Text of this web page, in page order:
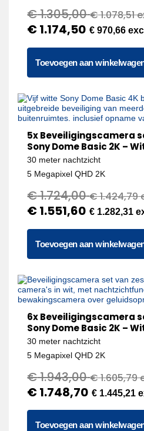
€1.305,00 €1.078,51
€1.174,50 € 970,66
Toevoegen aan
5x Beveiligingscamera
Sony Dome Basic 2K –
30 meter nachtzicht
5 Megapixel QHD 2K
€1.724,00 €1.424,79
€1.551,60 € 1.282,31
Toevoegen aan
6x Beveiligingscamera
Sony Dome Basic 2K –
30 meter nachtzicht
5 Megapixel QHD 2K
€1.943,00 €1.605,79
€1.748,70 € 1.445,21
Toevoegen aan